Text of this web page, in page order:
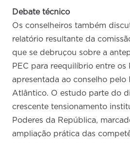
Debate técnico
Os conselheiros também
relatório resultante da
que se debruçou sobre a
PEC para reequilíbrio entre os
apresentada ao conselho pelo
Atlântico. O estudo parte do
crescente tensionamento
Poderes da República,
ampliação prática das